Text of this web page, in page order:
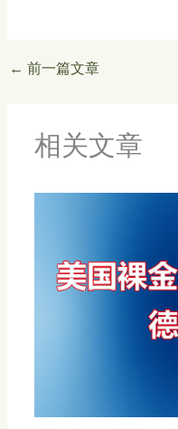
← 前一篇文章
相关文章